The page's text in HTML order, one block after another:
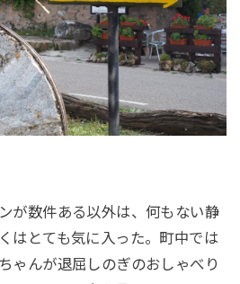
が数件ある以外は、何もない静
はとても気に入った。町中では
ゃんが退屈しのぎのおしゃべり